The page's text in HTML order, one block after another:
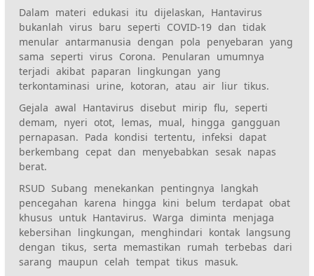
Dalam materi edukasi itu dijelaskan, Hantavirus
bukanlah virus baru seperti COVID-19 dan tidak
menular antarmanusia dengan pola penyebaran yang
sama seperti virus Corona. Penularan umumnya
terjadi akibat paparan lingkungan yang
terkontaminasi urine, kotoran, atau air liur tikus.
Gejala awal Hantavirus disebut mirip flu, seperti
demam, nyeri otot, lemas, mual, hingga gangguan
pernapasan. Pada kondisi tertentu, infeksi dapat
berkembang cepat dan menyebabkan sesak napas
berat.
RSUD Subang menekankan pentingnya langkah
pencegahan karena hingga kini belum terdapat obat
khusus untuk Hantavirus. Warga diminta menjaga
kebersihan lingkungan, menghindari kontak langsung
dengan tikus, serta memastikan rumah terbebas dari
sarang maupun celah tempat tikus masuk.